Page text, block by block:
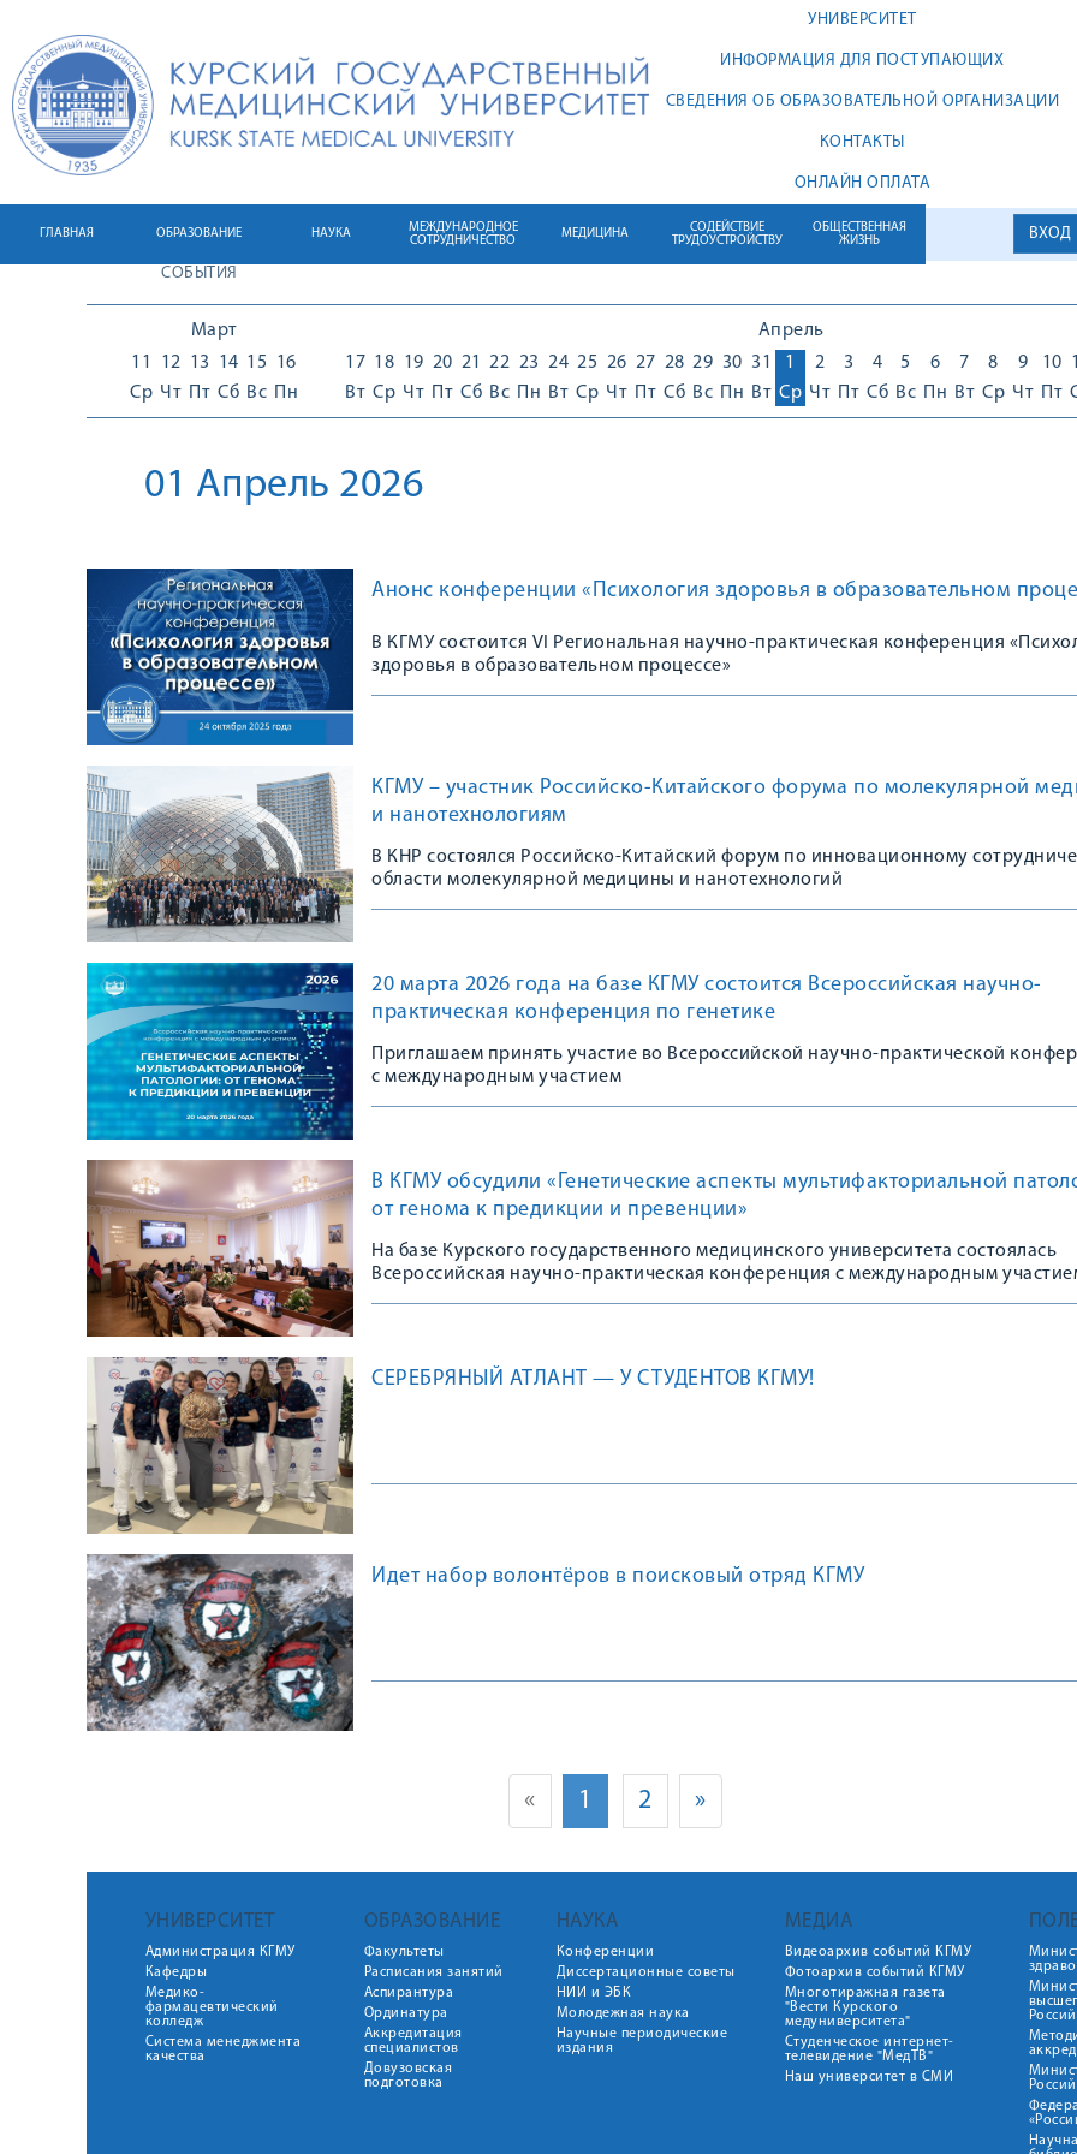
УНИВЕРСИТЕТ
ИНФОРМАЦИЯ ДЛЯ ПОСТУПАЮЩИХ
СВЕДЕНИЯ ОБ ОБРАЗОВАТЕЛЬНОЙ ОРГАНИЗАЦИИ
КОНТАКТЫ
ОНЛАЙН ОПЛАТА
ВХОД
ГЛАВНАЯ ОБРАЗОВАНИЕ НАУКА
МЕЖДУНАРОДНОЕ
СОТРУДНИЧЕСТВО
МЕДИЦИНА
СОДЕЙСТВИЕ
ТРУДОУСТРОЙСТВУ
ОБЩЕСТВЕННАЯ
ЖИЗНЬ
СОБЫТИЯ
Март
11
Ср
12
Чт
13
Пт
14
Сб
15
Вс
16
Пн
Апрель
17
Вт
18
Ср
19
Чт
20
Пт
21
Сб
22
Вс
23
Пн
24
Вт
25
Ср
26
Чт
27
Пт
28
Сб
29
Вс
30
Пн
31
Вт
1
Ср
2
Чт
3
Пт
4
Сб
5
Вс
6
Пн
7
Вт
8
Ср
9
Чт
10
Пт
01 Апрель 2026
Анонс конференции «Психология здоровья в образовательном
В КГМУ состоится VI Региональная научно-практическая конференция
здоровья в образовательном процессе»
КГМУ – участник Российско-Китайского форума по молекулярной
и нанотехнологиям
В КНР состоялся Российско-Китайский форум по инновационному
области молекулярной медицины и нанотехнологий
20 марта 2026 года на базе КГМУ состоится Всероссийская научно-
практическая конференция по генетике
Приглашаем принять участие во Всероссийской научно-практической
с международным участием
В КГМУ обсудили «Генетические аспекты мультифакториальной
от генома к предикции и превенции»
На базе Курского государственного медицинского университета состоялась
Всероссийская научно-практическая конференция с международным
СЕРЕБРЯНЫЙ АТЛАНТ — У СТУДЕНТОВ КГМУ!
Идет набор волонтёров в поисковый отряд КГМУ
« 1 2 »
УНИВЕРСИТЕТ
Администрация КГМУ
Кафедры
Медико-
фармацевтический
колледж
Система менеджмента
качества
ОБРАЗОВАНИЕ
Факультеты
Расписания занятий
Аспирантура
Ординатура
Аккредитация
специалистов
Довузовская
подготовка
НАУКА
Конференции
Диссертационные советы
НИИ и ЭБК
Молодежная наука
Научные периодические
издания
МЕДИА
Видеоархив событий КГМУ
Фотоархив событий КГМУ
Многотиражная газета
"Вести Курского
медуниверситета"
Студенческое интернет-
телевидение "МедТВ"
Наш университет в СМИ